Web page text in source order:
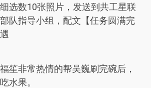
选数10张照片，发送到共工星联
队指导小组，配文【任务圆满完
笙非常热情的帮吴巍刷完碗后，
水果。